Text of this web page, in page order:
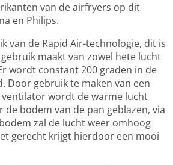
van de airfryers op dit
en Philips.
van de Rapid Air-technologie, dit is
maakt van zowel hete lucht
wordt constant 200 graden in de
Door gebruik te maken van een
wordt de warme lucht
de bodem van de pan geblazen, via
zal de lucht weer omhoog
gerecht krijgt hierdoor een mooi